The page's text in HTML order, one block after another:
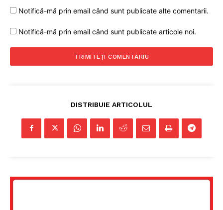
Notifică-mă prin email când sunt publicate alte comentarii.
Notifică-mă prin email când sunt publicate articole noi.
DISTRIBUIE ARTICOLUL